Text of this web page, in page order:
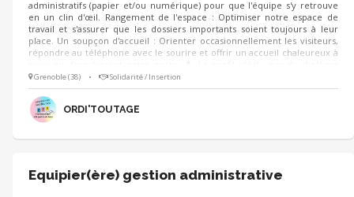
administratifs (papier et/ou numérique) pour que l'équipe s'y retrouve
en un clin d'œil. Rangement de l'espace : Optimiser notre espace de
travail et s'assurer que les dossiers importants soient toujours à leur
place. Un soupçon d'accueil : Orienter occasionnellement les visiteurs,
répondre au téléphone avec le sourire et offrir un accueil chaleureux à
requis, juste quelques ingrédients essentiels : le sens de l'organisation
(et un petit côté maniaque de l'ordre, on adore ça !). de la discrétion et
de la rigueur (pour respecter la confidentialité des doc
Grenoble (38) • Solidarité / Insertion
ORDI'TOUTAGE
Equipier(ère) gestion administrative